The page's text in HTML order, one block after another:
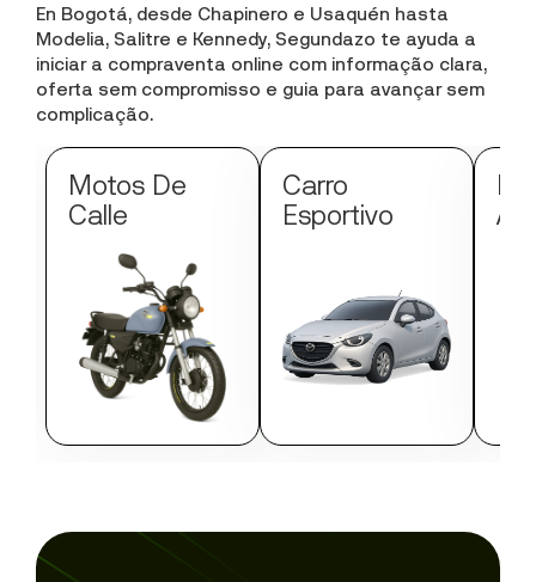
En Bogotá, desde Chapinero e Usaquén hasta
Modelia, Salitre e Kennedy, Segundazo te ayuda a
iniciar a compraventa online com informação clara,
oferta sem compromisso e guia para avançar sem
complicação.
Motos De
Calle
Carro
Esportivo